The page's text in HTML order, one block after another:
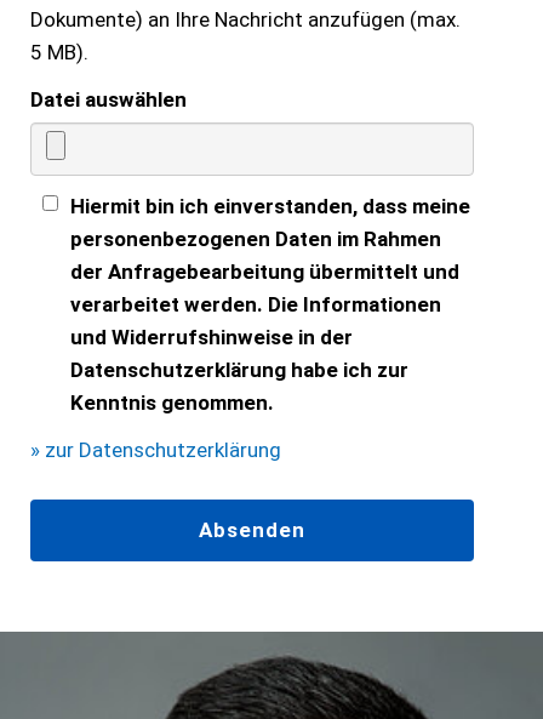
Dokumente) an Ihre Nachricht anzufügen (max.
5 MB).
Datei auswählen
Hiermit bin ich einverstanden, dass meine
personenbezogenen Daten im Rahmen
der Anfragebearbeitung übermittelt und
verarbeitet werden. Die Informationen
und Widerrufshinweise in der
Datenschutzerklärung habe ich zur
Kenntnis genommen.
» zur Datenschutzerklärung